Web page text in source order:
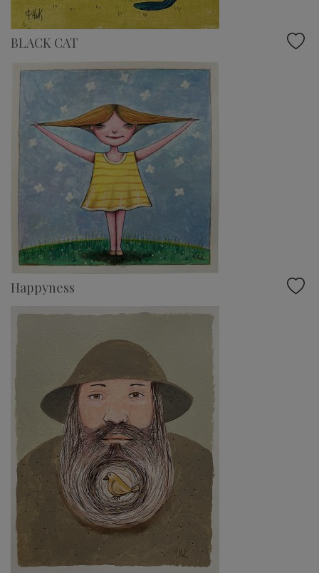
BLACK CAT
Happyness